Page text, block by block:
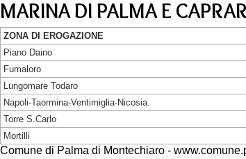
MARINA DI PALMA E
ZONA DI EROGAZIONE
Piano Daino
Fumaloro
Lungomare Todaro
Napoli-Taormina-Ventimiglia-Nicosia.
Torre S.Carlo
Mortilli
Comune di Palma di Montechiaro -